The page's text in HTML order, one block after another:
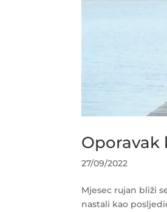
Oporavak
27/09/2022
Mjesec rujan bliži
nastali kao